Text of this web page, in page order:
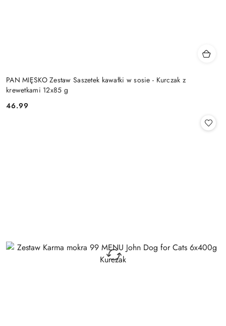
PAN MIĘSKO Zestaw Saszetek kawałki w sosie - Kurczak z
krewetkami 12x85 g
Cena:
46.99